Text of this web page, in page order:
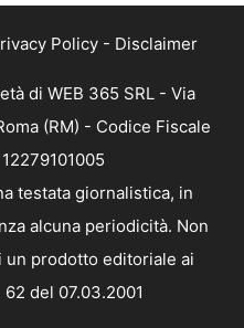
Policy - Disclaimer
di WEB 365 SRL - Via
(RM) - Codice Fiscale
testata giornalistica, in
alcuna periodicità. Non
prodotto editoriale ai
del 07.03.2001